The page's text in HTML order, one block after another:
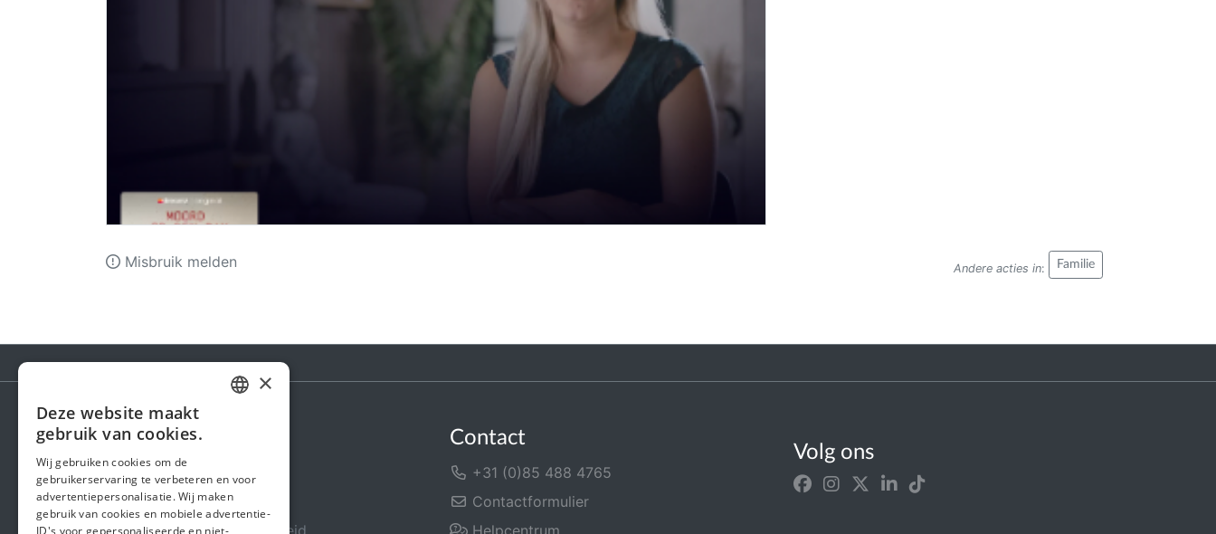
Andere acties in: Familie
Misbruik melden
Steunactie
Over ons
In de media
Contact
+31 (0)85 488 4765
Contactformulier
Volg ons
ENGLISH
×
Deze website maakt
gebruik van cookies.
Wij gebruiken cookies om de
gebruikerservaring te verbeteren en voor
advertentiepersonalisatie. Wij maken
gebruik van cookies en mobiele advertentie-
ID's voor gepersonaliseerde en niet-